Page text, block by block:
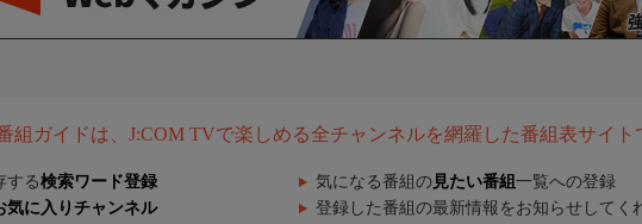
組ガイドは、J:COM TVで楽しめる全チャンネルを網羅した番組表サイト
する検索ワード登録 気になる番組の 見たい番組 一覧への登録
気に入りチャンネル 登録した番組の最新情報をお知らせしてく